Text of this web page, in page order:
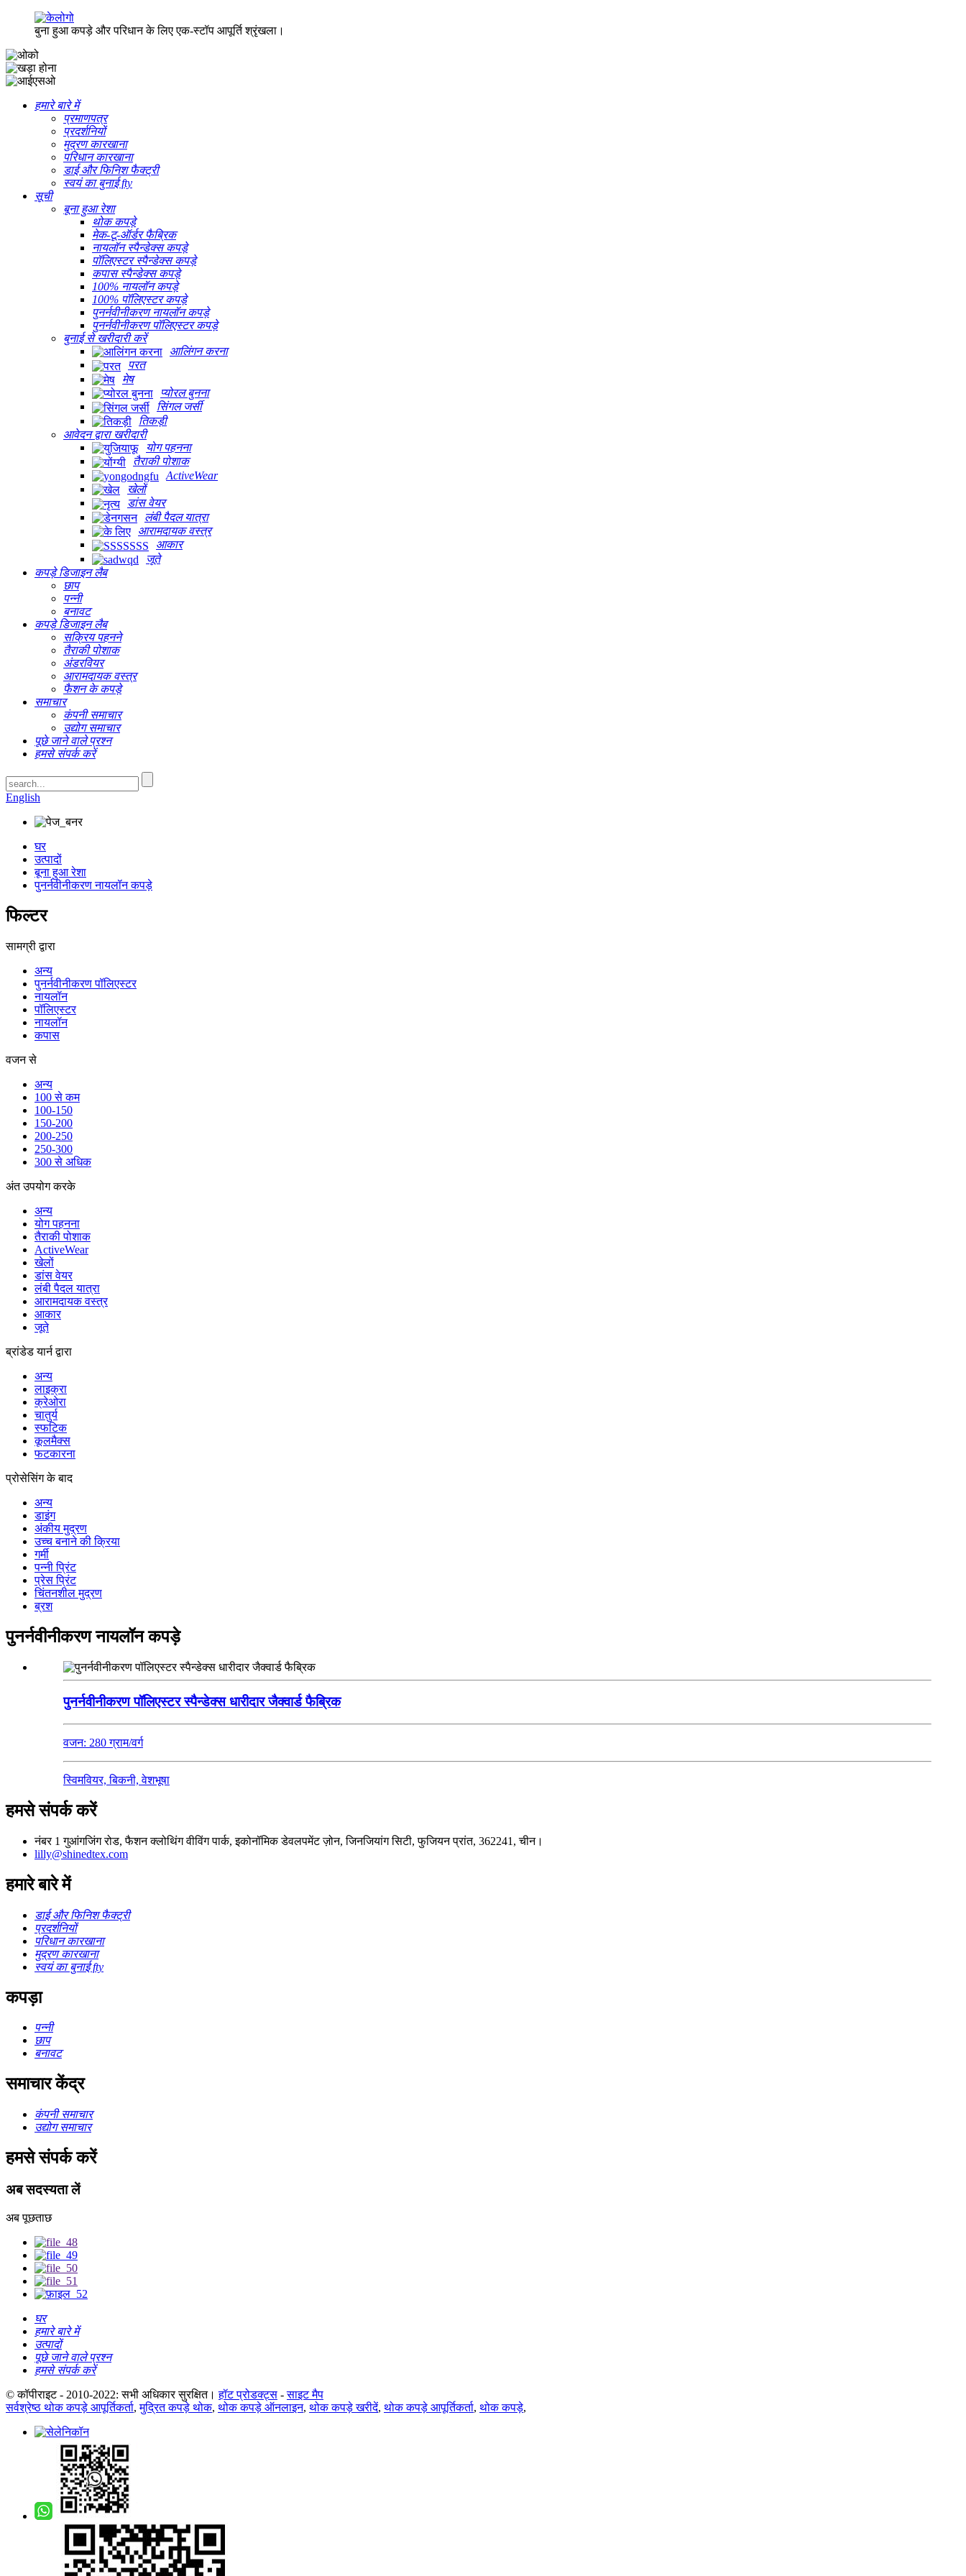
बुना हुआ कपड़े और परिधान के लिए एक-स्टॉप आपूर्ति श्रृंखला।
हमारे बारे में
प्रमाणपत्र
प्रदर्शनियों
मुद्रण कारखाना
परिधान कारखाना
डाई और फिनिश फैक्ट्री
स्वयं का बुनाई fty
सूची
बूना हुआ रेशा
थोक कपड़े
मेक-टू-ऑर्डर फैब्रिक
नायलॉन स्पैन्डेक्स कपड़े
पॉलिएस्टर स्पैन्डेक्स कपड़े
कपास स्पैन्डेक्स कपड़े
100% नायलॉन कपड़े
100% पॉलिएस्टर कपड़े
पुनर्नवीनीकरण नायलॉन कपड़े
पुनर्नवीनीकरण पॉलिएस्टर कपड़े
बुनाई से खरीदारी करें
आलिंगन करना
परत
मेष
प्योरल बुनना
सिंगल जर्सी
तिकड़ी
आवेदन द्वारा खरीदारी
योग पहनना
तैराकी पोशाक
ActiveWear
खेलों
डांस वेयर
लंबी पैदल यात्रा
आरामदायक वस्त्र
आकार
जूते
कपड़े डिजाइन लैब
छाप
पन्नी
बनावट
कपड़े डिजाइन लैब
सक्रिय पहनने
तैराकी पोशाक
अंडरवियर
आरामदायक वस्त्र
फैशन के कपड़े
समाचार
कंपनी समाचार
उद्योग समाचार
पूछे जाने वाले प्रश्न
हमसे संपर्क करें
English
घर
उत्पादों
बूना हुआ रेशा
पुनर्नवीनीकरण नायलॉन कपड़े
फिल्टर
सामग्री द्वारा
अन्य
पुनर्नवीनीकरण पॉलिएस्टर
नायलॉन
पॉलिएस्टर
नायलॉन
कपास
वजन से
अन्य
100 से कम
100-150
150-200
200-250
250-300
300 से अधिक
अंत उपयोग करके
अन्य
योग पहनना
तैराकी पोशाक
ActiveWear
खेलों
डांस वेयर
लंबी पैदल यात्रा
आरामदायक वस्त्र
आकार
जूते
ब्रांडेड यार्न द्वारा
अन्य
लाइक्रा
क्रेओरा
चातुर्य
स्फटिक
कूलमैक्स
फटकारना
प्रोसेसिंग के बाद
अन्य
डाइंग
अंकीय मुद्रण
उच्च बनाने की क्रिया
गर्मी
पन्नी प्रिंट
प्रेस प्रिंट
चिंतनशील मुद्रण
ब्रश
पुनर्नवीनीकरण नायलॉन कपड़े
पुनर्नवीनीकरण पॉलिएस्टर स्पैन्डेक्स धारीदार जैक्वार्ड फैब्रिक
वजन: 280 ग्राम/वर्ग
स्विमवियर, बिकनी, वेशभूषा
हमसे संपर्क करें
नंबर 1 गुआंगजिंग रोड, फैशन क्लोथिंग वीविंग पार्क, इकोनॉमिक डेवलपमेंट ज़ोन, जिनजियांग सिटी, फुजियन प्रांत, 362241, चीन।
lilly@shinedtex.com
हमारे बारे में
डाई और फिनिश फैक्ट्री
प्रदर्शनियों
परिधान कारखाना
मुद्रण कारखाना
स्वयं का बुनाई fty
कपड़ा
पन्नी
छाप
बनावट
समाचार केंद्र
कंपनी समाचार
उद्योग समाचार
हमसे संपर्क करें
अब सदस्यता लें
अब पूछताछ
घर
हमारे बारे में
उत्पादों
पूछे जाने वाले प्रश्न
हमसे संपर्क करें
© कॉपीराइट - 2010-2022: सभी अधिकार सुरक्षित। हॉट प्रोडक्ट्स -साइट मैप
सर्वश्रेष्ठ थोक कपड़े आपूर्तिकर्ता,मुद्रित कपड़े थोक, थोक कपड़े ऑनलाइन, थोक कपड़े खरीदें, थोक कपड़े आपूर्तिकर्ता, थोक कपड़े,